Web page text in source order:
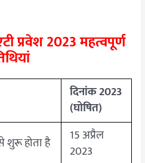
प्रवेश 2023 महत्वपूर्ण
दिनांक 2023
(घोषित)
होता है
15 अप्रैल
2023